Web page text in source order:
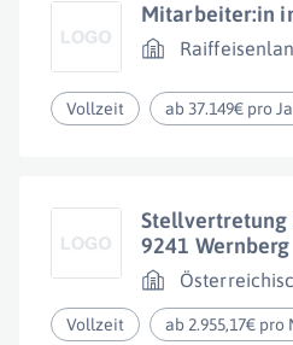
Mitarbeiter:in
Vollzeit ab 37.149€ pro
Stellvertretung
9241 Wernberg
Vollzeit ab 2.955,17€ pro